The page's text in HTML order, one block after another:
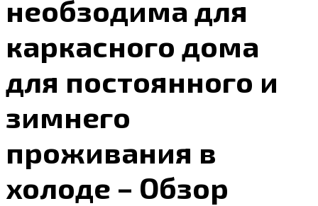
необзодима для
каркасного дома
для постоянного и
зимнего
проживания в
холоде – Обзор